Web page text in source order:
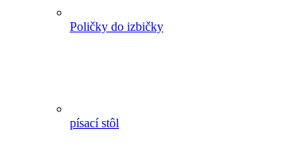
Poličky do izbičky
písací stôl